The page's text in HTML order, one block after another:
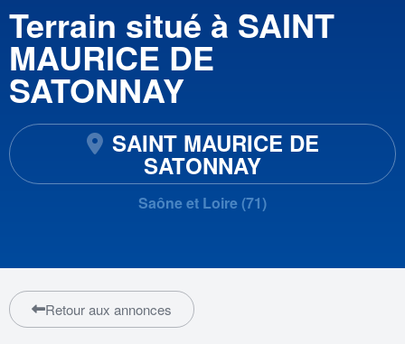
Terrain situé à SAINT
MAURICE DE
SATONNAY
SAINT MAURICE DE
SATONNAY
Saône et Loire (71)
Retour aux annonces